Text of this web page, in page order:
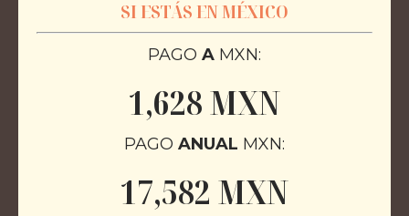
SI ESTÁS EN MÉXICO
PAGO A MXN:
1,628 MXN
PAGO ANUAL MXN:
17,582 MXN